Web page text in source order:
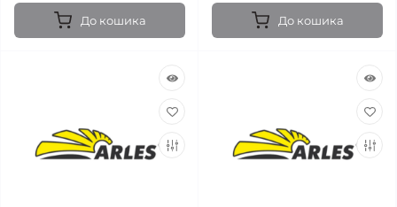
До кошика До кошика